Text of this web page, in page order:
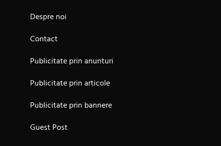
Despre noi
Contact
Publicitate prin anunturi
Publicitate prin articole
Publicitate prin bannere
Guest Post